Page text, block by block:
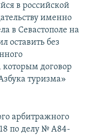
в российской
именно
в Севастополе на
оставить без
которым договор
туризма»
арбитражного
по делу № А84-